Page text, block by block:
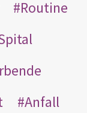
Routine
Anfall